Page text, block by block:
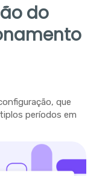
do
que
períodos em